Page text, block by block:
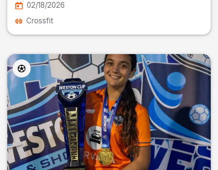
02/18/2026
Crossfit